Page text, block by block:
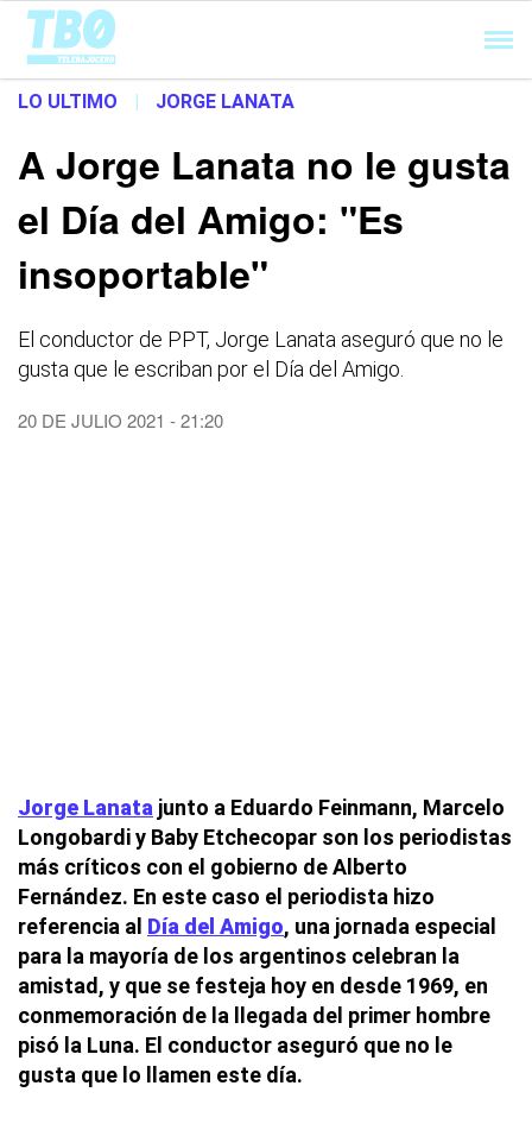
Cargando...
LO ULTIMO | JORGE LANATA
A Jorge Lanata no le gusta
el Día del Amigo: "Es
insoportable"
El conductor de PPT, Jorge Lanata aseguró que no le
gusta que le escriban por el Día del Amigo.
20 DE JULIO 2021 - 21:20
Jorge Lanata junto a Eduardo Feinmann, Marcelo
Longobardi y Baby Etchecopar son los periodistas
más críticos con el gobierno de Alberto
Fernández. En este caso el periodista hizo
referencia al Día del Amigo, una jornada especial
para la mayoría de los argentinos celebran la
amistad, y que se festeja hoy en desde 1969, en
conmemoración de la llegada del primer hombre
pisó la Luna. El conductor aseguró que no le
gusta que lo llamen este día.